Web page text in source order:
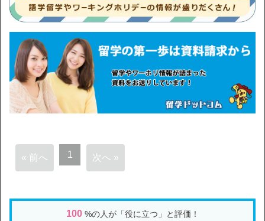
« 前へ 1 次へ »
100%の人が「役に立つ」と評価！